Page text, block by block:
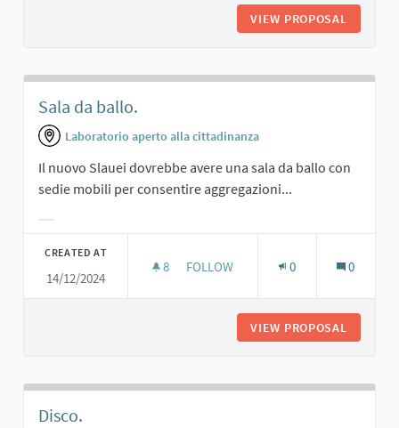
VIEW PROPOSAL
Sala da ballo.
Laboratorio aperto alla cittadinanza
Il nuovo Slauei dovrebbe avere una sala da ballo con
sedie mobili per consentire aggregazioni...
CREATED AT
14/12/2024
8 8 FOLLOWERS
FOLLOW 0 0
VIEW PROPOSAL
Disco.